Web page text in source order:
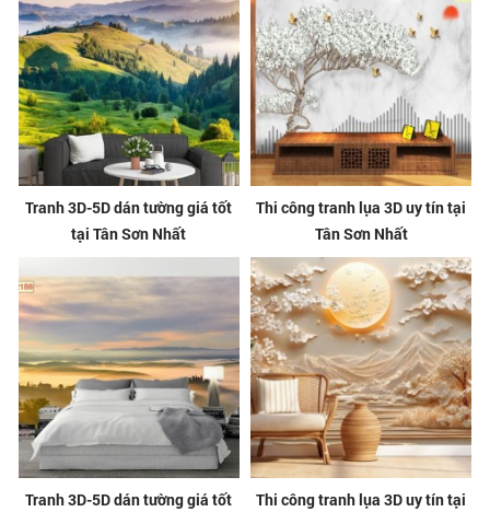
Tranh 3D-5D dán tường giá tốt
tại Tân Sơn Nhất
Thi công tranh lụa 3D uy tín tại
Tân Sơn Nhất
Tranh 3D-5D dán tường giá tốt
Thi công tranh lụa 3D uy tín tại